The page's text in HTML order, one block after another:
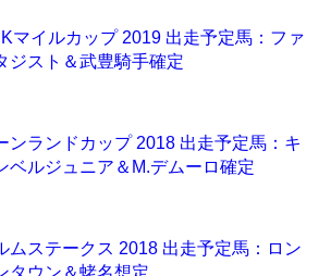
マイルカップ 2019 出走予定馬：ファ
ジスト＆武豊騎手確定
ンランドカップ 2018 出走予定馬：キ
ベルジュニア＆M.デムーロ確定
ムステークス 2018 出走予定馬：ロン
タウン＆蛯名想定